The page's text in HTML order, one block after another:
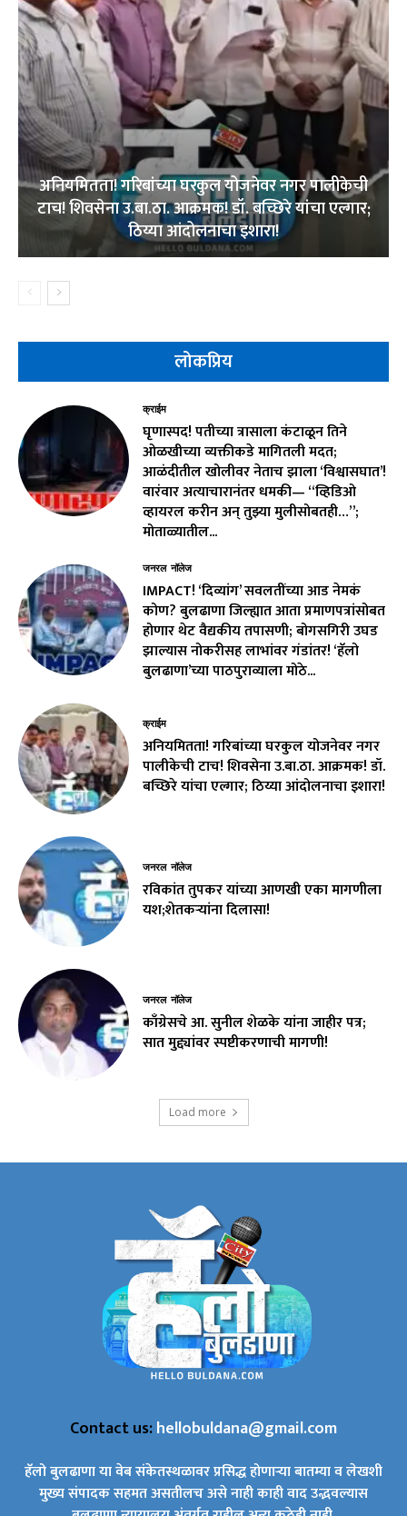
अनियमितता! गरिबांच्या घरकुल योजनेवर नगर पालीकेची
टाच! शिवसेना उ.बा.ठा. आक्रमक! डॉ. बच्छिरे यांचा एल्गार;
ठिय्या आंदोलनाचा इशारा!
लोकप्रिय
क्राईम
घृणास्पद! पतीच्या त्रासाला कंटाळून तिने
ओळखीच्या व्यक्तीकडे मागितली मदत;
आळंदीतील खोलीवर नेताच झाला ‘विश्वासघात’!
वारंवार अत्याचारानंतर धमकी— “व्हिडिओ
व्हायरल करीन अन् तुझ्या मुलीसोबतही…”;
मोताळ्यातील...
जनरल नॉलेज
IMPACT! ‘दिव्यांग’ सवलतींच्या आड नेमकं
कोण? बुलढाणा जिल्ह्यात आता प्रमाणपत्रांसोबत
होणार थेट वैद्यकीय तपासणी; बोगसगिरी उघड
झाल्यास नोकरीसह लाभांवर गंडांतर! ‘हॅलो
बुलढाणा’च्या पाठपुराव्याला मोठे...
क्राईम
अनियमितता! गरिबांच्या घरकुल योजनेवर नगर
पालीकेची टाच! शिवसेना उ.बा.ठा. आक्रमक! डॉ.
बच्छिरे यांचा एल्गार; ठिय्या आंदोलनाचा इशारा!
जनरल नॉलेज
रविकांत तुपकर यांच्या आणखी एका मागणीला
यश;शेतकऱ्यांना दिलासा!
जनरल नॉलेज
काँग्रेसचे आ. सुनील शेळके यांना जाहीर पत्र;
सात मुद्द्यांवर स्पष्टीकरणाची मागणी!
Load more
Contact us:hellobuldana@gmail.com
हॅलो बुलढाणा या वेब संकेतस्थळावर प्रसिद्ध होणाऱ्या बातम्या व लेखशी
मुख्य संपादक सहमत असतीलच असे नाही काही वाद उद्भवल्यास